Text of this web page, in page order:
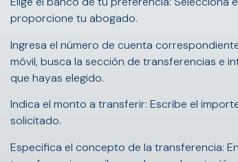
proporcione tu abogado.
Ingresa el número de cuenta
móvil, busca la sección de transferencias e
que hayas elegido.
Indica el monto a transferir: Escribe el
solicitado.
Especifica el concepto de la transferencia: